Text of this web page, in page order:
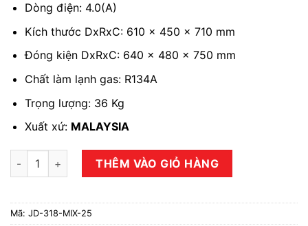
Dòng điện: 4.0(A)
Kích thước DxRxC: 610 x 450 x 710 mm
Đóng kiện DxRxC: 640 x 480 x 750 mm
Chất làm lạnh gas: R134A
Trọng lượng: 36 Kg
Xuất xứ: MALAYSIA
Bình nước trái cây BERJAYA JD-318-MIX-25 số lượng
THÊM VÀO GIỎ HÀNG
Mã: JD-318-MIX-25